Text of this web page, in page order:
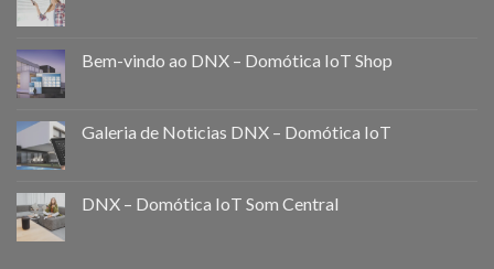
Bem-vindo ao DNX – Domótica IoT Shop
Galeria de Noticias DNX – Domótica IoT
DNX – Domótica IoT Som Central